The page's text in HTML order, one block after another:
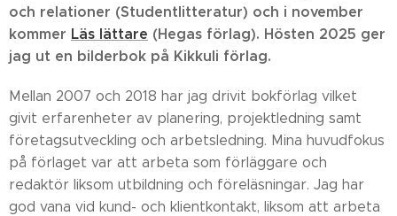
och relationer (Studentlitteratur) och i november
kommer Läs lättare (Hegas förlag). Hösten 2025 ger
jag ut en bilderbok på Kikkuli förlag.
Mellan 2007 och 2018 har jag drivit bokförlag vilket
givit erfarenheter av planering, projektledning samt
företagsutveckling och arbetsledning. Mina huvudfokus
på förlaget var att arbeta som förläggare och
redaktör liksom utbildning och föreläsningar. Jag har
god vana vid kund- och klientkontakt, liksom att arbeta